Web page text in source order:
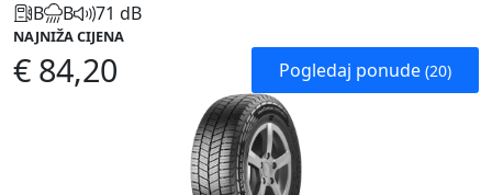
B B 71 dB
NAJNIŽA CIJENA
€ 84,20 Pogledaj ponude (20)